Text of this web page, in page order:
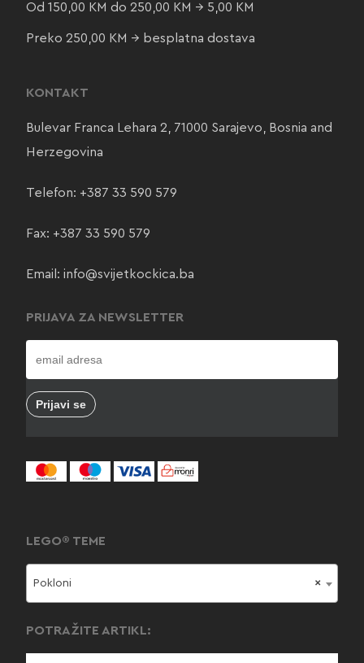
Od 150,00 KM do 250,00 KM → 5,00 KM
Preko 250,00 KM → besplatna dostava
KONTAKT
Bulevar Franca Lehara 2, 71000 Sarajevo, Bosnia and
Herzegovina
Telefon: +387 33 590 579
Fax: +387 33 590 579
Email: info@svijetkockica.ba
PRIJAVA ZA NEWSLETTER
LEGO® TEME
×
Pokloni
POTRAŽITE ARTIKL: